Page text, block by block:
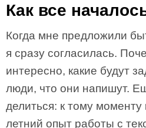
Как все
Когда мне предложили
я сразу согласилась.
интересно, какие будут
люди, что они напишут.
делиться: к тому моменту
летний опыт работы с